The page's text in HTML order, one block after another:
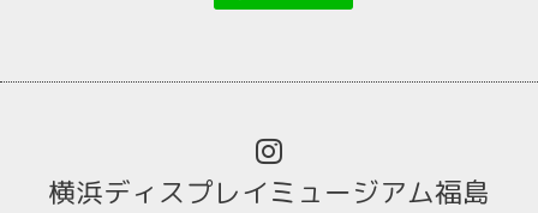
横浜ディスプレイミュージアム福島